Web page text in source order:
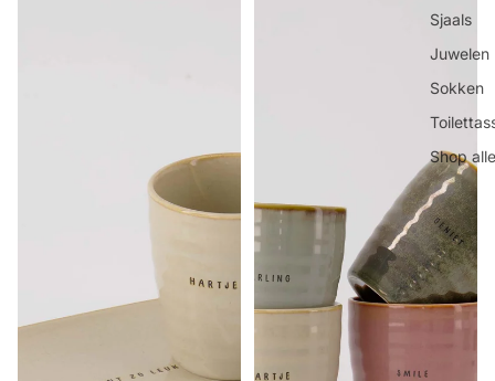
Sjaals
Juwelen
Sokken
Shop